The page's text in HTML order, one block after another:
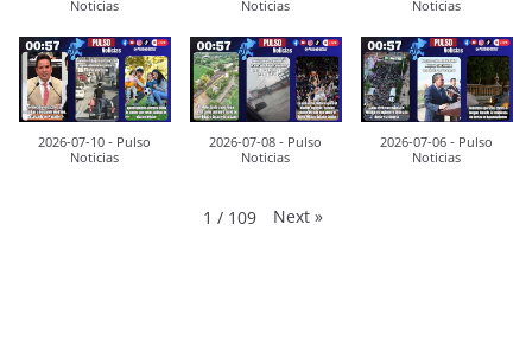
Noticias
Noticias
Noticias
2026-07-10 - Pulso
Noticias
2026-07-08 - Pulso
Noticias
2026-07-06 - Pulso
Noticias
1 / 109 Next »